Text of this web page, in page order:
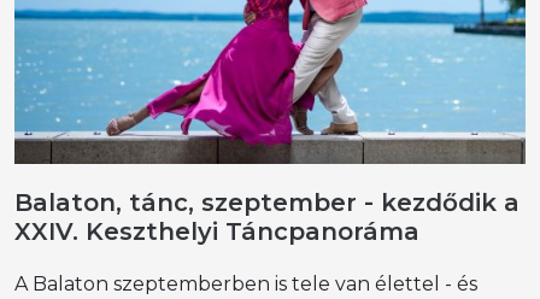
Balaton, tánc, szeptember - kezdődik a
XXIV. Keszthelyi Táncpanoráma
A Balaton szeptemberben is tele van élettel - és